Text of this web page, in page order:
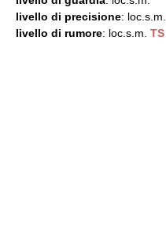
livello di precisione: loc.s.m.
livello di rumore: loc.s.m. TS